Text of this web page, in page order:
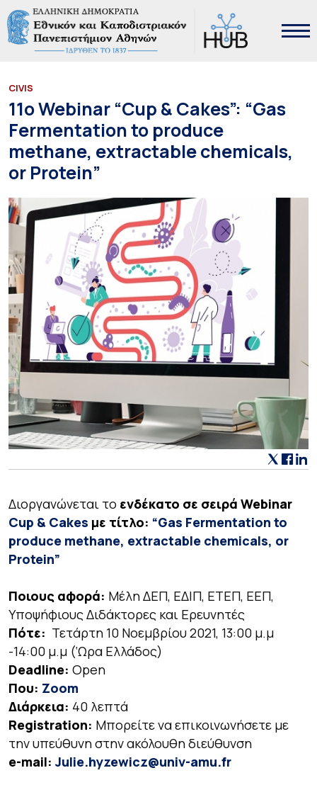
CIVIS
11ο Webinar “Cup & Cakes”: “Gas
Fermentation to produce
methane, extractable chemicals,
or Protein”
Διοργανώνεται το ενδέκατο σε σειρά Webinar
Cup & Cakes με τίτλο: “Gas Fermentation to
produce methane, extractable chemicals, or
Protein”
Ποιους αφορά: Μέλη ΔΕΠ, ΕΔΙΠ, ΕΤΕΠ, ΕΕΠ,
Υποψήφιους Διδάκτορες και Ερευνητές
Πότε: Τετάρτη 10 Νοεμβρίου 2021, 13:00 μ.μ
-14:00 μ.μ (‘Ωρα Ελλάδος)
Deadline: Open
Που: Zoom
Διάρκεια: 40 λεπτά
Registration: Μπορείτε να επικοινωνήσετε με
την υπεύθυνη στην ακόλουθη διεύθυνση
e-mail: Julie.hyzewicz@univ-amu.fr